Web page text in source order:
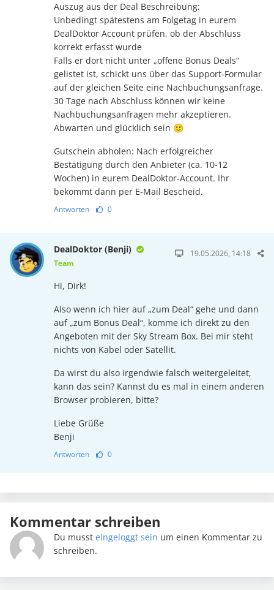
Auszug aus der Deal Beschreibung:
Unbedingt spätestens am Folgetag in eurem
DealDoktor Account prüfen, ob der Abschluss
korrekt erfasst wurde
Falls er dort nicht unter „offene Bonus Deals“
gelistet ist, schickt uns über das Support-Formular
auf der gleichen Seite eine Nachbuchungsanfrage.
30 Tage nach Abschluss können wir keine
Nachbuchungsanfragen mehr akzeptieren.
Abwarten und glücklich sein 🙂
Gutschein abholen: Nach erfolgreicher
Bestätigung durch den Anbieter (ca. 10-12
Wochen) in eurem DealDoktor-Account. Ihr
bekommt dann per E-Mail Bescheid.
Antworten 0
DealDoktor (Benji)
Team
19.05.2026, 14:18
Hi, Dirk!
Also wenn ich hier auf „zum Deal“ gehe und dann
auf „zum Bonus Deal“, komme ich direkt zu den
Angeboten mit der Sky Stream Box. Bei mir steht
nichts von Kabel oder Satellit.
Da wirst du also irgendwie falsch weitergeleitet,
kann das sein? Kannst du es mal in einem anderen
Browser probieren, bitte?
Liebe Grüße
Benji
Antworten 0
Kommentar schreiben
Du musst eingeloggt sein um einen Kommentar zu
schreiben.